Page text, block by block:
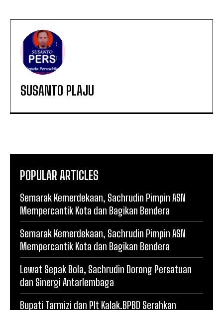
SUSANTO PLAJU
POPULAR ARTICLES
Semarak Kemerdekaan, Sachrudin Pimpin ASN
Mempercantik Kota dan Bagikan Bendera
Semarak Kemerdekaan, Sachrudin Pimpin ASN
Mempercantik Kota dan Bagikan Bendera
Lewat Sepak Bola, Sachrudin Dorong Persatuan
dan Sinergi Antarlembaga
Bupati Tarmizi dan Plt Kalak.BPBD Serahkan